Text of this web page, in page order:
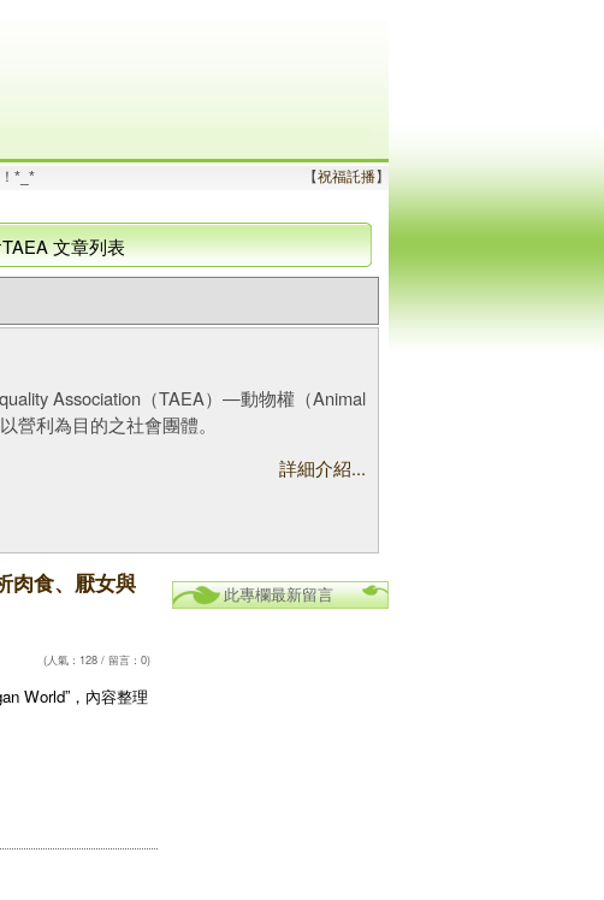
*_*
【祝福託播】
文章列表
Association（TAEA）—動物權（Animal
營利為目的之社會團體。
詳細介紹...
肉食、厭女與
(人氣：128 / 留言：0)
World”，內容整理
此專欄最新留言